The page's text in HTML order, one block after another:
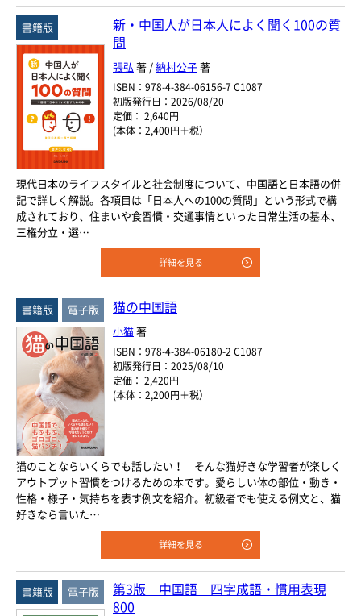
韓国・朝鮮語
中国語
アジア諸語
日本語
閉じる
キーワード
書 名
著者名
言 語
ジャンル
発行年月
ISBN 978-4-384-
※5桁の数字を入力してください
付加情報
音声DL
検 索
新・中国人が日本人によく聞く100の質
問
張弘 著 /納村公子著
ISBN：978-4-384-06156-7 C1087
初版発行日：2026/08/20
定価： 2,640円
(本体：2,400円＋税）
現代日本のライフスタイルと社会制度について、中国語と日本語の併
記で詳しく解説。各項目は「日本人への100の質問」という形式で構
成されており、住まいや食習慣・交通事情といった日常生活の基本、
三権分立・選…
書籍版
詳細を見る
猫の中国語
小猫著
ISBN：978-4-384-06180-2 C1087
初版発行日：2025/08/10
定価： 2,420円
(本体：2,200円＋税）
猫のことならいくらでも話したい！ そんな猫好きな学習者が楽しく
アウトプット習慣をつけるための本です。愛らしい体の部位・動き・
性格・様子・気持ちを表す例文を紹介。初級者でも使える例文と、猫
好きなら言いた…
書籍版 電子版
詳細を見る
第3版 中国語 四字成語・慣用表現
800
書籍版 電子版